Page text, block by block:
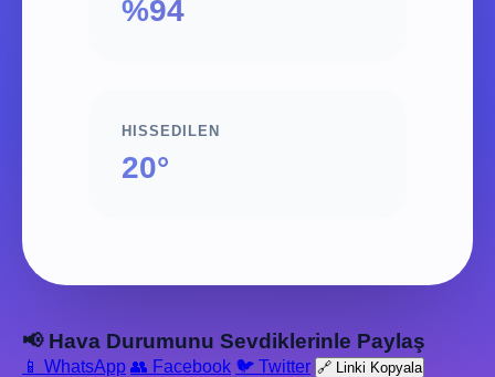
%94
HISSEDILEN
20°
📢 Hava Durumunu Sevdiklerinle Paylaş
📱 WhatsApp 👥 Facebook 🐦 Twitter 🔗 Linki Kopyala